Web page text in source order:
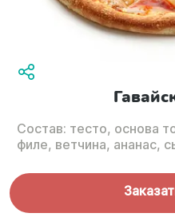
Состав: тесто, основа
филе, ветчина, ананас,